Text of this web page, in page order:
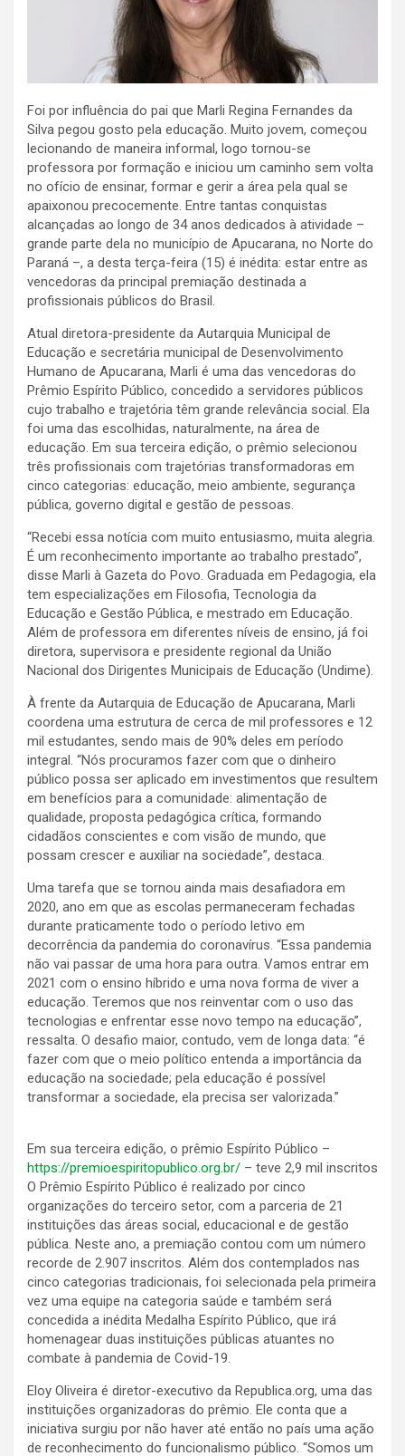
Foi por influência do pai que Marli Regina Fernandes da
Silva pegou gosto pela educação. Muito jovem, começou
lecionando de maneira informal, logo tornou-se
professora por formação e iniciou um caminho sem volta
no ofício de ensinar, formar e gerir a área pela qual se
apaixonou precocemente. Entre tantas conquistas
alcançadas ao longo de 34 anos dedicados à atividade –
grande parte dela no município de Apucarana, no Norte do
Paraná –, a desta terça-feira (15) é inédita: estar entre as
vencedoras da principal premiação destinada a
profissionais públicos do Brasil.
Atual diretora-presidente da Autarquia Municipal de
Educação e secretária municipal de Desenvolvimento
Humano de Apucarana, Marli é uma das vencedoras do
Prêmio Espírito Público, concedido a servidores públicos
cujo trabalho e trajetória têm grande relevância social. Ela
foi uma das escolhidas, naturalmente, na área de
educação. Em sua terceira edição, o prêmio selecionou
três profissionais com trajetórias transformadoras em
cinco categorias: educação, meio ambiente, segurança
pública, governo digital e gestão de pessoas.
“Recebi essa notícia com muito entusiasmo, muita alegria.
É um reconhecimento importante ao trabalho prestado”,
disse Marli à Gazeta do Povo. Graduada em Pedagogia, ela
tem especializações em Filosofia, Tecnologia da
Educação e Gestão Pública, e mestrado em Educação.
Além de professora em diferentes níveis de ensino, já foi
diretora, supervisora e presidente regional da União
Nacional dos Dirigentes Municipais de Educação (Undime).
À frente da Autarquia de Educação de Apucarana, Marli
coordena uma estrutura de cerca de mil professores e 12
mil estudantes, sendo mais de 90% deles em período
integral. “Nós procuramos fazer com que o dinheiro
público possa ser aplicado em investimentos que resultem
em benefícios para a comunidade: alimentação de
qualidade, proposta pedagógica crítica, formando
cidadãos conscientes e com visão de mundo, que
possam crescer e auxiliar na sociedade”, destaca.
Uma tarefa que se tornou ainda mais desafiadora em
2020, ano em que as escolas permaneceram fechadas
durante praticamente todo o período letivo em
decorrência da pandemia do coronavírus. “Essa pandemia
não vai passar de uma hora para outra. Vamos entrar em
2021 com o ensino híbrido e uma nova forma de viver a
educação. Teremos que nos reinventar com o uso das
tecnologias e enfrentar esse novo tempo na educação”,
ressalta. O desafio maior, contudo, vem de longa data: “é
fazer com que o meio político entenda a importância da
educação na sociedade; pela educação é possível
transformar a sociedade, ela precisa ser valorizada.”
Em sua terceira edição, o prêmio Espírito Público –
https://premioespiritopublico.org.br/ – teve 2,9 mil inscritos
O Prêmio Espírito Público é realizado por cinco
organizações do terceiro setor, com a parceria de 21
instituições das áreas social, educacional e de gestão
pública. Neste ano, a premiação contou com um número
recorde de 2.907 inscritos. Além dos contemplados nas
cinco categorias tradicionais, foi selecionada pela primeira
vez uma equipe na categoria saúde e também será
concedida a inédita Medalha Espírito Público, que irá
homenagear duas instituições públicas atuantes no
combate à pandemia de Covid-19.
Eloy Oliveira é diretor-executivo da Republica.org, uma das
instituições organizadoras do prêmio. Ele conta que a
iniciativa surgiu por não haver até então no país uma ação
de reconhecimento do funcionalismo público. “Somos um